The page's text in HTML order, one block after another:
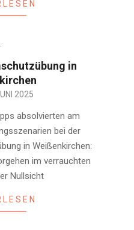
in
2025
absolvierten am
bei der
in Weißenkirchen:
im verrauchten
Nullsicht